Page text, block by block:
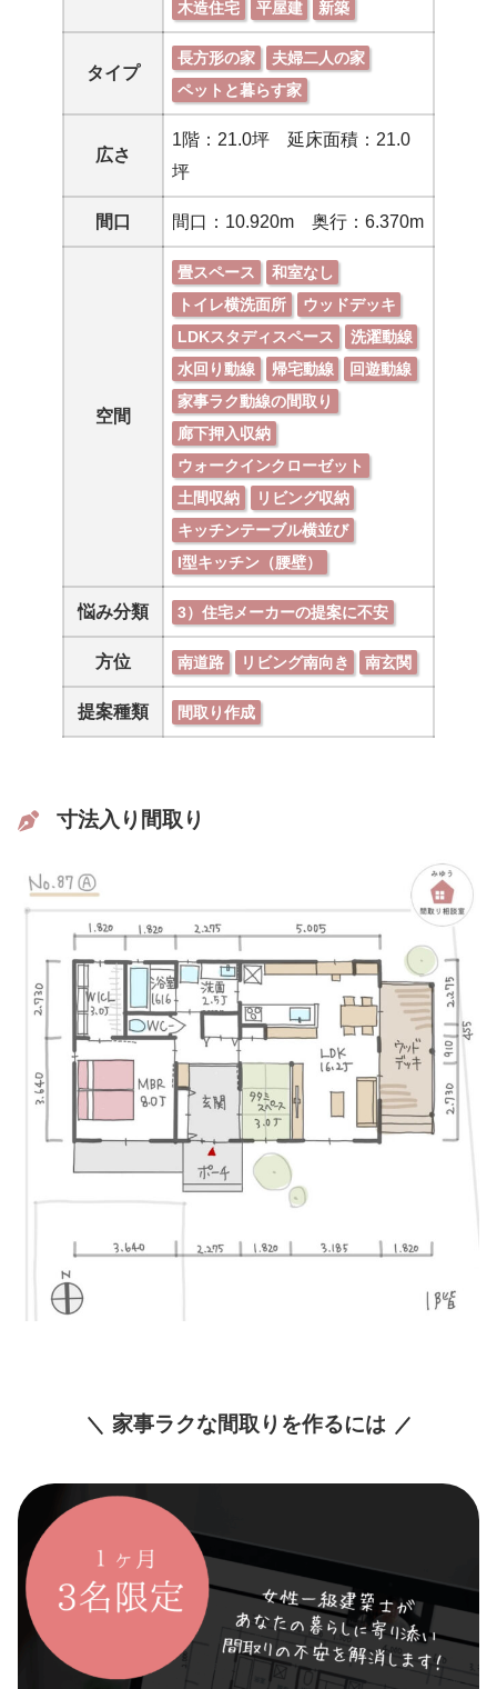
木造住宅 平屋建 新築
タイプ
長方形の家
夫婦二人の家
ペットと暮らす家
広さ
1階：21.0坪 延床面積：21.0
坪
間口 間口：10.920m 奥行：6.370m
空間
畳スペース
和室なし
トイレ横洗面所
ウッドデッキ
LDKスタディスペース
洗濯動線
水回り動線
帰宅動線
回遊動線
家事ラク動線の間取り
廊下押入収納
ウォークインクローゼット
土間収納
リビング収納
キッチンテーブル横並び
I型キッチン（腰壁）
悩み分類 3）住宅メーカーの提案に不安
方位 南道路 リビング南向き 南玄関
提案種類 間取り作成
寸法入り間取り
家事ラクな間取りを作るには